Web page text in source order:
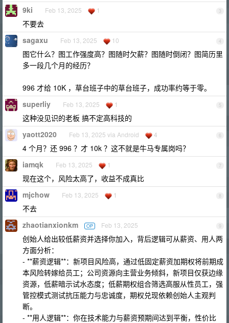
3
9ki Feb 13, 2025 1
不要去
4
sagaxu Feb 13, 2025 10
图它什么？图工作强度高？图随时欠薪？图随时倒闭？图简历里
多一段几个月的经历？
996 才给 10K ，草台班子中的草台班子，成功率约等于零。
5
superliy Feb 13, 2025 1
这种没见识的老板 搞不定高科技的
6
yaott2020 Feb 13, 2025 via Android 4
4 个月？还 996 ？才 10k ？这不就是牛马专属岗吗？
7
iamqk Feb 13, 2025 1
现在这个，风险太高了，收益不成真比
8
mjchow Feb 13, 2025 1
不去
9
zhaotianxionkm OP Feb 13, 2025
创始人给出较低薪资并选择你加入，背后逻辑可从薪资、用人两
方面分析：
- **薪资逻辑**：新项目风险高，通过低固定薪资加期权将前期成
本风险转嫁给员工；公司资源向主营业务倾斜，新项目仅获边缘
资源，低薪暗示试水态度；低薪期权组合筛选高服从性员工，强
管控模式测试抗压能力与忠诚度，期权兑现依赖创始人主观判
断。
- **用人逻辑**：你在技术能力与薪资预期间达到平衡，性价比